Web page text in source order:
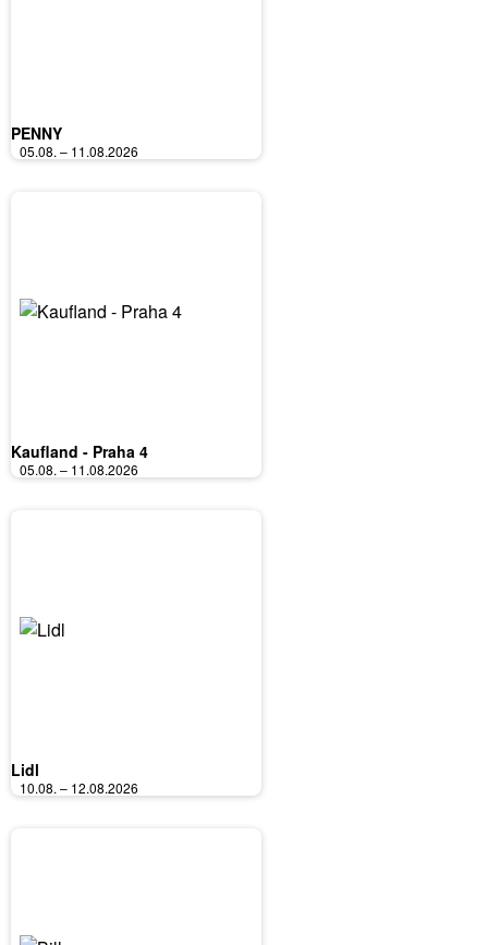
PENNY
05.08. – 11.08.2026
Kaufland - Praha 4
05.08. – 11.08.2026
Lidl
10.08. – 12.08.2026